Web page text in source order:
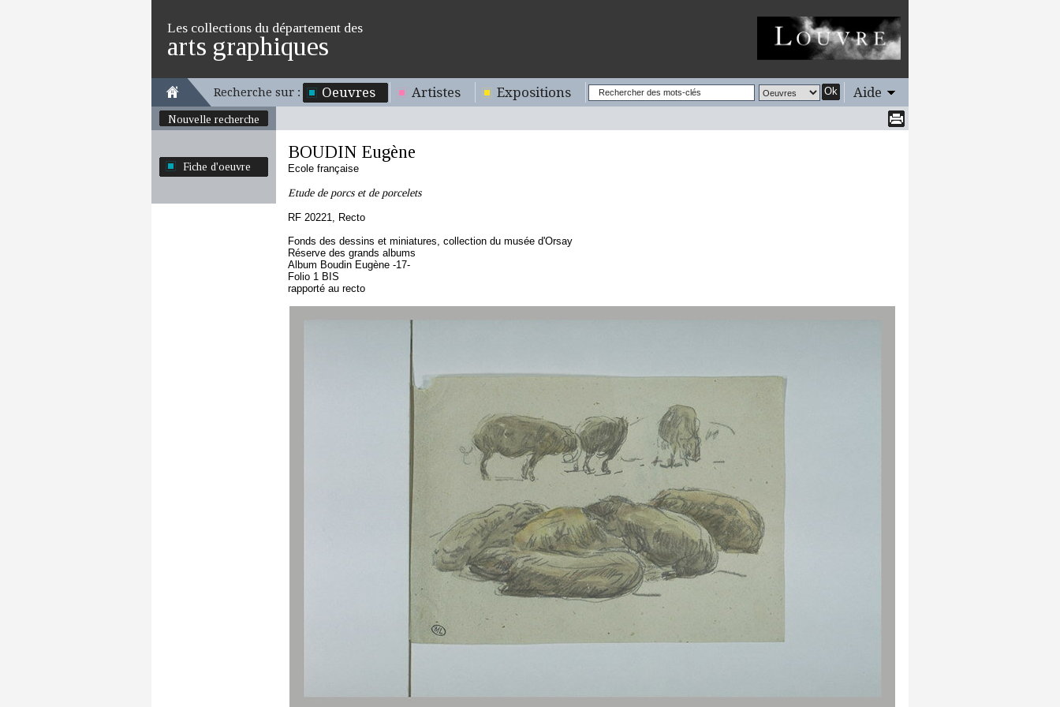
Les collections du département des
arts graphiques
Recherche sur : Oeuvres Artistes Expositions Ok Aide
Nouvelle recherche
Fiche d'oeuvre
BOUDIN Eugène
Ecole française
Etude de porcs et de porcelets
RF 20221, Recto
Fonds des dessins et miniatures, collection du musée d'Orsay
Réserve des grands albums
Album Boudin Eugène -17-
Folio 1 BIS
rapporté au recto